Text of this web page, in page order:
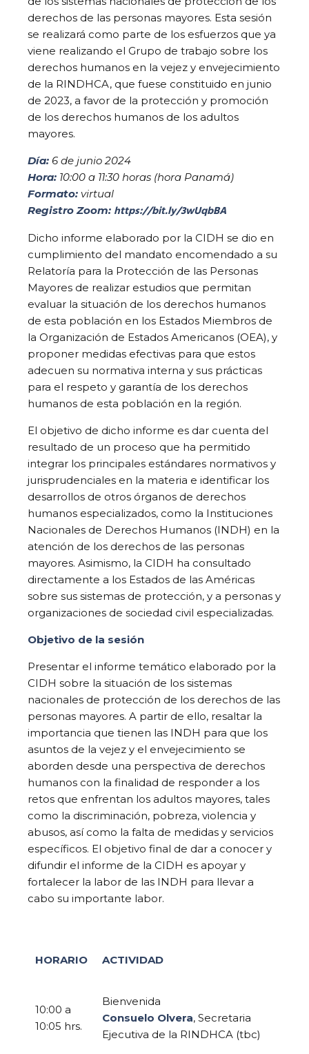
derechos de las personas mayores. Esta sesión
se realizará como parte de los esfuerzos que ya
viene realizando el Grupo de trabajo sobre los
derechos humanos en la vejez y envejecimiento
de la RINDHCA, que fuese constituido en junio
de 2023, a favor de la protección y promoción
de los derechos humanos de los adultos
mayores.
Día: 6 de junio 2024
Hora: 10:00 a 11:30 horas (hora Panamá)
Formato: virtual
Registro Zoom: https://bit.ly/3wUqbBA
Dicho informe elaborado por la CIDH se dio en
cumplimiento del mandato encomendado a su
Relatoría para la Protección de las Personas
Mayores de realizar estudios que permitan
evaluar la situación de los derechos humanos
de esta población en los Estados Miembros de
la Organización de Estados Americanos (OEA), y
proponer medidas efectivas para que estos
adecuen su normativa interna y sus prácticas
para el respeto y garantía de los derechos
humanos de esta población en la región.
El objetivo de dicho informe es dar cuenta del
resultado de un proceso que ha permitido
integrar los principales estándares normativos y
jurisprudenciales en la materia e identificar los
desarrollos de otros órganos de derechos
humanos especializados, como la Instituciones
Nacionales de Derechos Humanos (INDH) en la
atención de los derechos de las personas
mayores. Asimismo, la CIDH ha consultado
directamente a los Estados de las Américas
sobre sus sistemas de protección, y a personas y
organizaciones de sociedad civil especializadas.
Objetivo de la sesión
Presentar el informe temático elaborado por la
CIDH sobre la situación de los sistemas
nacionales de protección de los derechos de las
personas mayores. A partir de ello, resaltar la
importancia que tienen las INDH para que los
asuntos de la vejez y el envejecimiento se
aborden desde una perspectiva de derechos
humanos con la finalidad de responder a los
retos que enfrentan los adultos mayores, tales
como la discriminación, pobreza, violencia y
abusos, así como la falta de medidas y servicios
específicos. El objetivo final de dar a conocer y
difundir el informe de la CIDH es apoyar y
fortalecer la labor de las INDH para llevar a
cabo su importante labor.
HORARIO ACTIVIDAD
10:00 a
10:05 hrs.
Bienvenida
Consuelo Olvera, Secretaria
Ejecutiva de la RINDHCA (tbc)